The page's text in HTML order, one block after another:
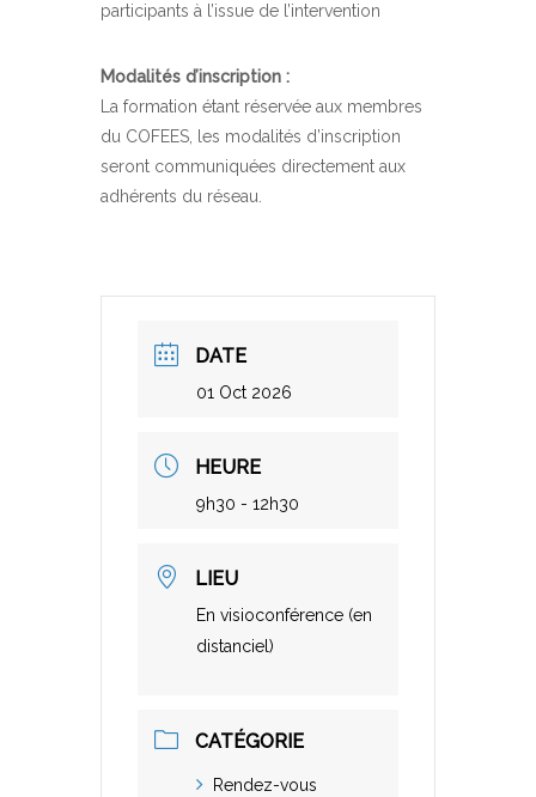
participants à l’issue de l’intervention
Modalités d’inscription :
La formation étant réservée aux membres
du COFEES, les modalités d’inscription
seront communiquées directement aux
adhérents du réseau.
DATE
01 Oct 2026
HEURE
9h30 - 12h30
LIEU
En visioconférence (en
distanciel)
CATÉGORIE
Rendez-vous